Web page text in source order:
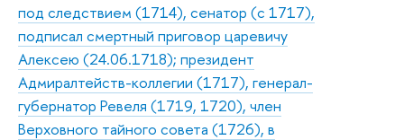
под следствием (1714), сенатор (с 1717),
подписал смертный приговор царевичу
Алексею (24.06.1718); президент
Адмиралтейств-коллегии (1717), генерал-
губернатор Ревеля (1719, 1720), член
Верховного тайного совета (1726), в